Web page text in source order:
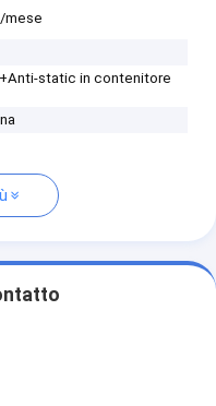
mese
static in contenitore